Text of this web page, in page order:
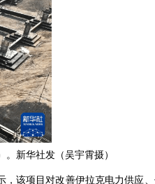
新华社发（吴宇霄摄）
，该项目对改善伊拉克电力供应